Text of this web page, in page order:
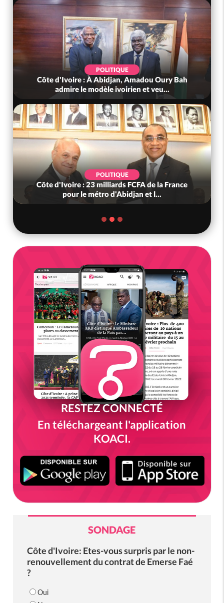
POLITIQUE
Côte d'Ivoire : À Abidjan, Amadou Oury Bah
admire le modèle ivoirien et veu...
POLITIQUE
Côte d'Ivoire : 23 milliards FCFA de la France
pour le métro d'Abidjan et l...
RESTEZ CONNECTÉ
En téléchargeant l'application
KOACI.
SONDAGE
Côte d'Ivoire: Etes-vous surpris par le non-
renouvellement du contrat de Emerse Faé
?
Oui